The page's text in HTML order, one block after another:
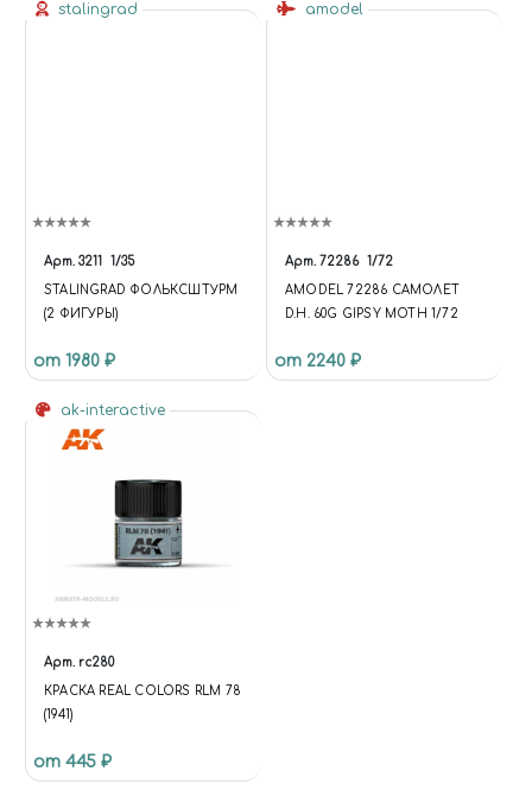
САМОЛЁТ-РАЗВЕДЧИК
stalingrad
Арт. 3211 1/35
STALINGRAD ФОЛЬКСШТУРМ
(2 ФИГУРЫ)
от 1980 ₽
amodel
Арт. 72286 1/72
AMODEL 72286 САМОЛЕТ
D.H. 60G GIPSY MOTH 1/72
от 2240 ₽
ak-interactive
Арт. rc280
КРАСКА REAL COLORS RLM 78
(1941)
от 445 ₽